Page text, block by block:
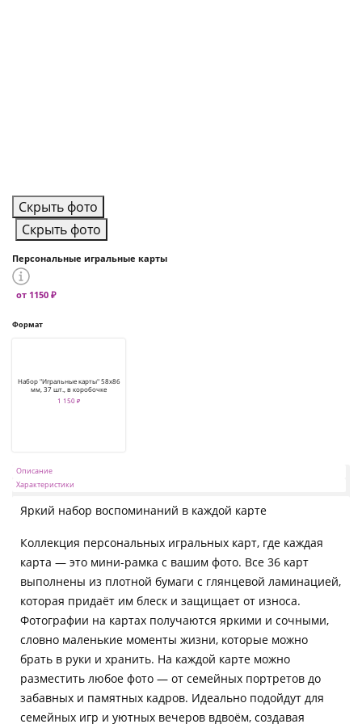
Скрыть фото
Скрыть фото
Персональные игральные карты
от 1150 ₽
Формат
Набор "Игральные карты" 58х86
мм, 37 шт., в коробочке
1 150 ₽
Описание
Характеристики
Яркий набор воспоминаний в каждой карте
Коллекция персональных игральных карт, где каждая
карта — это мини-рамка с вашим фото. Все 36 карт
выполнены из плотной бумаги с глянцевой ламинацией,
которая придаёт им блеск и защищает от износа.
Фотографии на картах получаются яркими и сочными,
словно маленькие моменты жизни, которые можно
брать в руки и хранить. На каждой карте можно
разместить любое фото — от семейных портретов до
забавных и памятных кадров. Идеально подойдут для
семейных игр и уютных вечеров вдвоём, создавая